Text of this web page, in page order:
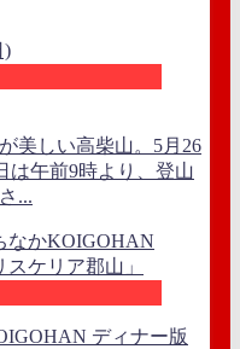
美しい高柴山。5月26
は午前9時より、登山
...
ディナー版